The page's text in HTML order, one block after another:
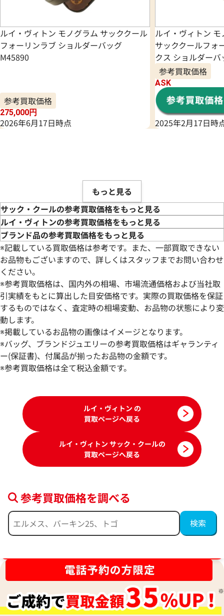
ルイ・ヴィトン モノグラム サッククール
フォーリンラブ ショルダーバッグ
M45890
参考買取価格
275,000円
2026年6月17日時点
ルイ・ヴィトン
サッククールフォ
クス ショルダー
参考買取価格
ASK
2025年2月17日時
もっと見る
サック・クールの参考買取価格をもっと見る
ルイ・ヴィトンの参考買取価格をもっと見る
ブランド品の参考買取価格をもっと見る
※記載している買取価格は参考です。また、一部買取できない
お品物もございますので、詳しくはスタッフまでお問い合わせ
ください。
※参考買取価格は、国内外の相場、市場流通価格および当社取
引実績をもとに算出した目安価格です。実際の買取価格を保証
するものではなく、査定時の相場変動、お品物の状態により変
動します。
※掲載しているお品物の画像はイメージとなります。
※バッグ、ブランドジュエリーの参考買取価格はギャランティ
ー(保証書)、付属品が揃ったお品物の金額です。
※参考買取価格は全て税込金額です。
ルイ・ヴィトン の
買取ページへ戻る
ルイ・ヴィトン サック・クールの
買取ページへ戻る
参考買取価格を調べる